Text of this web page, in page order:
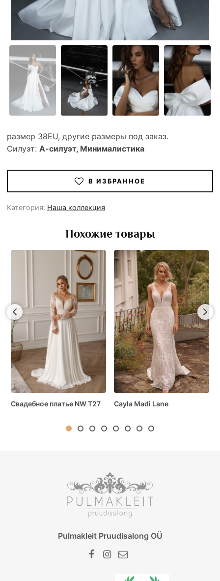
размер 38EU, другие размеры под заказ.
Силуэт: А-силуэт, Минималистика
В ИЗБРАННОЕ
Категория: Наша коллекция
Похожие товары
Свадебное платье NW T27 Cayla Madi Lane
Pulmakleit Pruudisalong OÜ